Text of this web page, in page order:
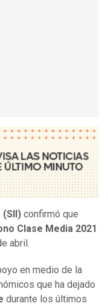
confirmó que
Clase Media 2021
abril.
en medio de la
que ha dejado
durante los últimos